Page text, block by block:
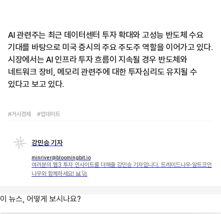
AI 관련주는 최근 데이터센터 투자 확대와 고성능 반도체 수요
기대를 바탕으로 미국 증시의 주요 주도주 역할을 이어가고 있다.
시장에서는 AI 인프라 투자 흐름이 지속될 경우 반도체와
네트워크 장비, 메모리 관련주에 대한 투자심리도 유지될 수
있다고 보고 있다.
#거시경제 #업데이트
강민승 기자
minriver@bloomingbit.io
여러분의 웹3 투자 인사이트를 더해줄 강민승 기자입니다. 트레이드나우·알트코인
나우와 함께하세요! 📊🚀
이 뉴스, 어떻게 보시나요?